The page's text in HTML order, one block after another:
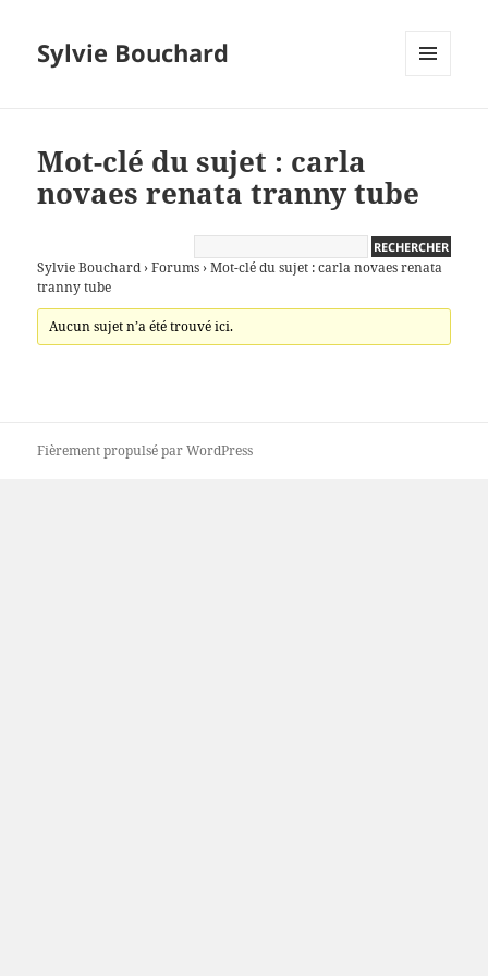
Sylvie Bouchard
Mot-clé du sujet : carla
novaes renata tranny tube
Sylvie Bouchard › Forums › Mot-clé du sujet : carla novaes renata
tranny tube
Aucun sujet n’a été trouvé ici.
Fièrement propulsé par WordPress